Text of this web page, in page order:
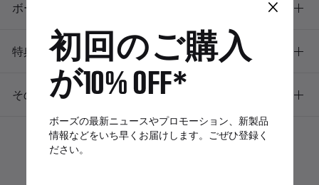
ボーズについて
特典
その他のリンク
初回のご購入
が10% OFF*
ボーズの最新ニュースやプロモーション、新製品
情報などをいち早くお届けします。ごぜひ登録く
ださい。